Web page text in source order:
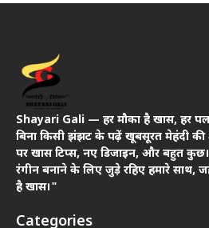
Shayari Gali — हर मौका है खास, हर
बिना किसी झंझट के पढ़ें खूबसूरत मेहंदी की
पर खास टिप्स, नए डिजाइन, और बहुत
रंगीन बनाने के लिए जुड़े रहिए हमारे साथ,
है खास।"
Categories